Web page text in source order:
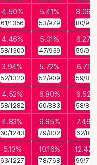
4.50%
61/1356
5.41%
53/979
8.06%
80/992
4.46%
58/1300
5.01%
47/939
6.27%
59/941
3.94%
52/1320
5.72%
52/909
6.71%
59/879
4.52%
58/1282
6.80%
60/883
6.52%
58/890
4.83%
60/1243
9.85%
79/802
7.46%
62/831
5.13%
63/1227
10.16%
78/768 99/797